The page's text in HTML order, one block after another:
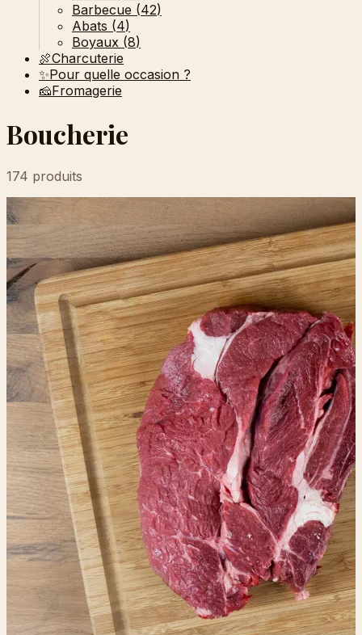
Barbecue (42)
Abats (4)
Boyaux (8)
🍖Charcuterie
✨Pour quelle occasion ?
🧀Fromagerie
Boucherie
174 produits